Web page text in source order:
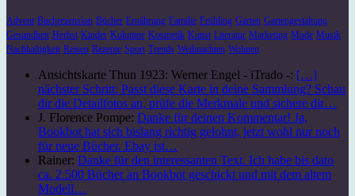
Advent Buchrezension Bücher Ernährung Familie Frühling Garten Gartengestaltung
Gesundheit Herbst Kinder Kolumne Kosmetik Kunst Literatur Marketing Mode Musik
Nachhaltigkeit Reisen Rezepte Sport Trends Weihnachten Wohnen
Ansichtskarte Thun 1923: Werner Engel - iTrado -: […]
nächster Schritt: Passt diese Karte in deine Sammlung? Schau
dir die Detailfotos an, prüfe die Merkmale und sichere dir…
J. Florence Pompe: Danke für deinen Kommentar! Ja,
Bookbot hat sich bislang richtig gelohnt, jetzt wohl nur noch
für neue Bücher. Ebay ist…
Rainer: Danke für den interessanten Text. Ich habe bis dato
ca. 2.500 Bücher an Bookbot geschickt und mit dem altem
Modell…